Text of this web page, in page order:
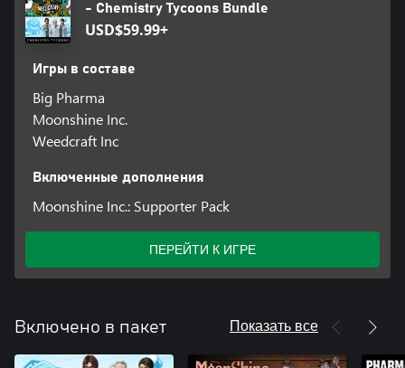
- Chemistry Tycoons Bundle
USD$59.99+
Игры в составе
Big Pharma
Moonshine Inc.
Weedcraft Inc
Включенные дополнения
Moonshine Inc.: Supporter Pack
ПЕРЕЙТИ К ИГРЕ
Включено в пакет Показать все